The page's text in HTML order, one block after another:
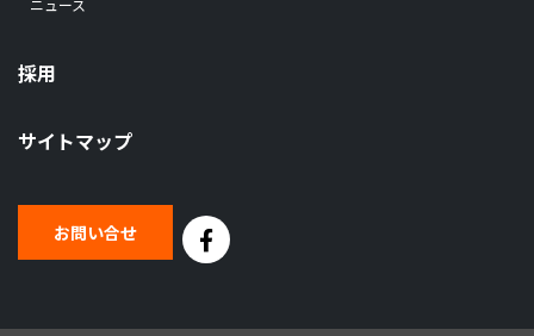
ニュース
採用
サイトマップ
お問い合せ